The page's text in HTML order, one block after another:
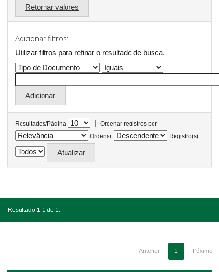
Retornar valores
Adicionar filtros:
Utilizar filtros para refinar o resultado de busca.
Resultados/Página |
Ordenar registros por
Ordenar
Registro(s)
Resultado 1-1 de 1.
Anterior 1 Póximo